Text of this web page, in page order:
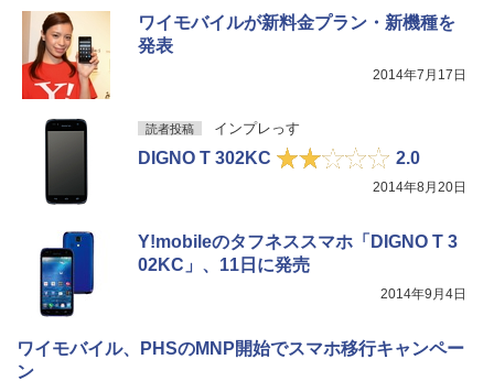
ワイモバイルが新料金プラン・新機種を
発表
2014年7月17日
読者投稿 インプレっす
DIGNO T 302KC 2.0
2014年8月20日
Y!mobileのタフネススマホ「DIGNO T 3
02KC」、11日に発売
2014年9月4日
ワイモバイル、PHSのMNP開始でスマホ移行キャンペー
ン